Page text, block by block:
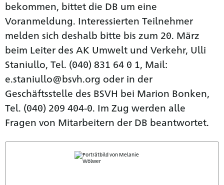
bekommen, bittet die DB um eine
Voranmeldung. Interessierten Teilnehmer
melden sich deshalb bitte bis zum 20. März
beim Leiter des AK Umwelt und Verkehr, Ulli
Staniullo, Tel. (040) 831 64 0 1, Mail:
e.staniullo@bsvh.org oder in der
Geschäftsstelle des BSVH bei Marion Bonken,
Tel. (040) 209 404-0. Im Zug werden alle
Fragen von Mitarbeitern der DB beantwortet.